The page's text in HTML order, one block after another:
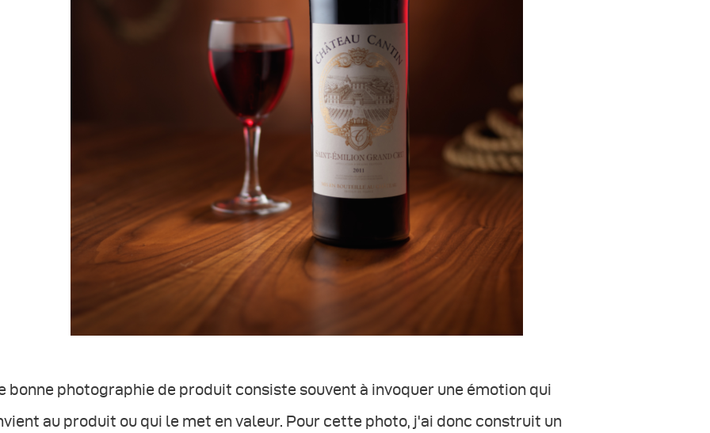
bonne photographie de produit consiste souvent à invoquer une émotion qui
au produit ou qui le met en valeur. Pour cette photo, j'ai donc construit un